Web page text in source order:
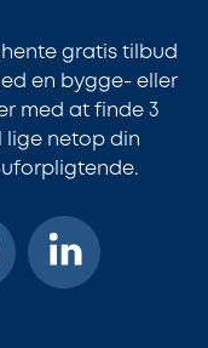
gratis tilbud
en bygge- eller
med at finde 3
lige netop din